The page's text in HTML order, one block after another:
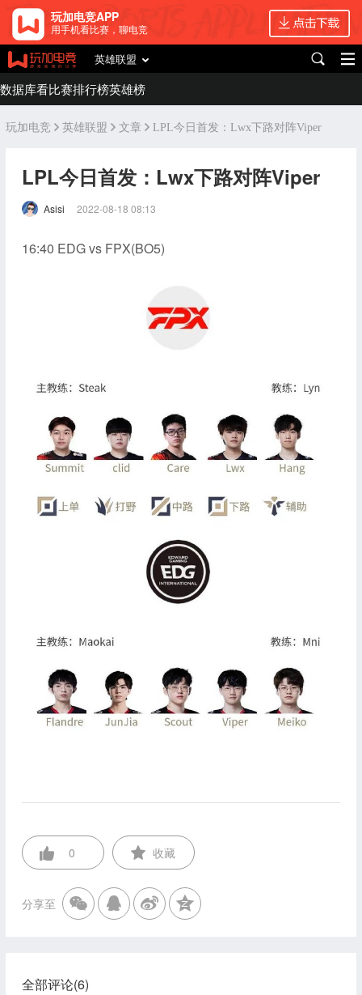
玩加电竞APP
用手机看比赛，聊电竞
英雄联盟
数据库看比赛排行榜英雄榜
玩加电竞 英雄联盟 文章 LPL今日首发：Lwx下路对阵Viper
LPL今日首发：Lwx下路对阵Viper
Asisi 2022-08-18 08:13
16:40 EDG vs FPX(BO5)
0 收藏
分享至
全部评论(6)